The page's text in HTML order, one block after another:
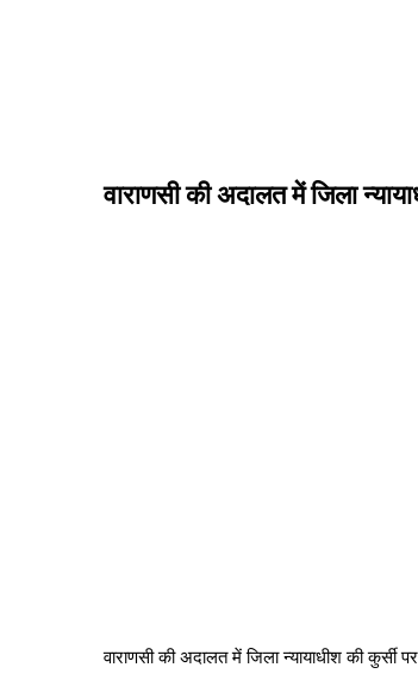
वाराणसी की अदालत में जिला
वाराणसी की अदालत में जिला न्यायाधीश की कुर्सी पर